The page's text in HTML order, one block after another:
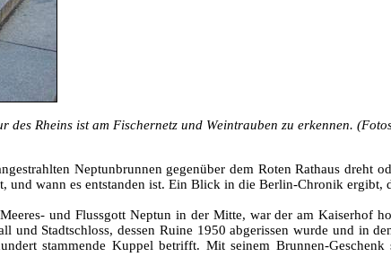
des Rheins ist am Fischernetz und Weintrauben zu erkennen.
Neptunbrunnen gegenüber dem Roten Rathaus
und wann es entstanden ist. Ein Blick in die Berlin-Chronik
und Flussgott Neptun in der Mitte, war der am Kaiserhof
und Stadtschloss, dessen Ruine 1950 abgerissen wurde und in
stammende Kuppel betrifft. Mit seinem Brunnen-